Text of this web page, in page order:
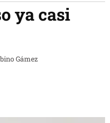
ya casi
Gámez